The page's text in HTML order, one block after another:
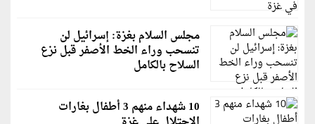
مجلس السلام بغزة: إسرائيل لن
تنسحب وراء الخط الأصفر قبل نزع
السلاح بالكامل
10 شهداء منهم 3 أطفال بغارات